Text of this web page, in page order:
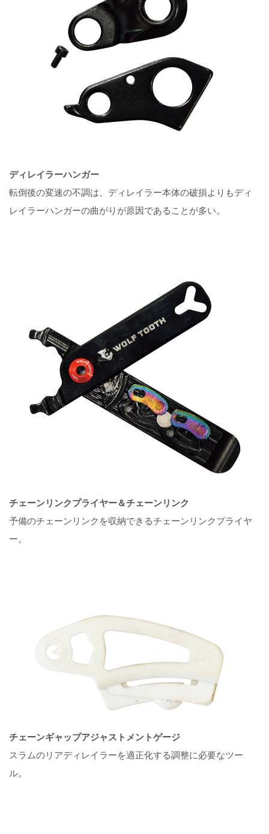
ディレイラーハンガー
転倒後の変速の不調は、ディレイラー本体の破損よりもディ
レイラーハンガーの曲がりが原因であることが多い。
チェーンリンクプライヤー＆チェーンリンク
予備のチェーンリンクを収納できるチェーンリンクプライヤ
ー。
チェーンギャップアジャストメントゲージ
スラムのリアディレイラーを適正化する調整に必要なツー
ル。